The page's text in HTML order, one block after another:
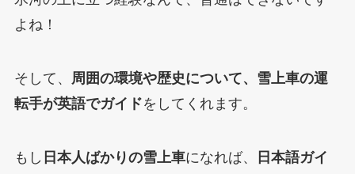
よね！
そして、 周囲の環境や歴史について、雪上車の運
転手が英語でガイドをしてくれます。
もし 日本人ばかりの雪上車になれば、
日本語ガイ